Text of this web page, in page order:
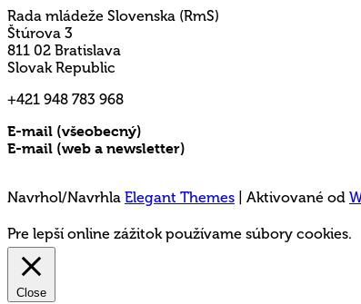
Rada mládeže Slovenska (RmS)
Štúrova 3
811 02 Bratislava
Slovak Republic
+421 948 783 968
E-mail (všeobecný)
E-mail (web a newsletter)
Navrhol/Navrhla Elegant Themes | Aktivované od
Pre lepší online zážitok používame súbory cookies.
Close